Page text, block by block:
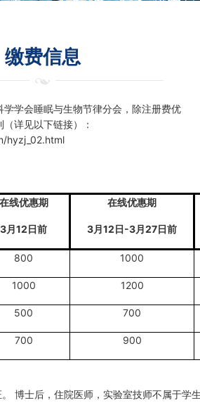
缴费信息
学会睡眠与生物节律分会，除注册费优
详见以下链接）：
hyzj_02.html
在线优惠期
3月12日前
在线优惠期
3月12日-3月27日前
800 1000
1000 1200
500 700
700 900
博士后，住院医师，实验室技师不属于学